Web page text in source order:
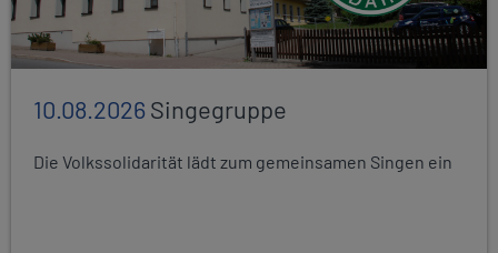
10.08.2026Singegruppe
Die Volkssolidarität lädt zum gemeinsamen Singen ein